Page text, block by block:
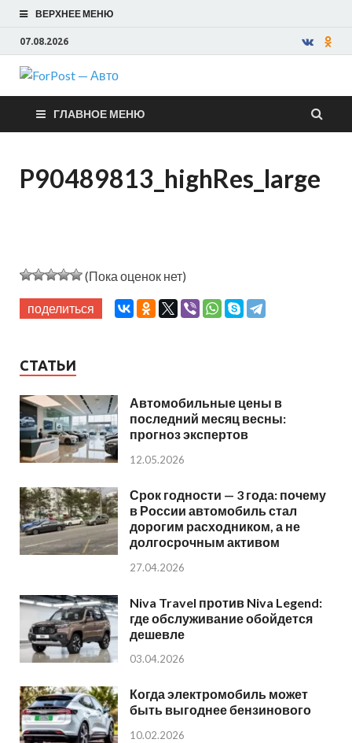
ВЕРХНЕЕ МЕНЮ
07.08.2026
ForPost —
Авто
ГЛАВНОЕ МЕНЮ
P90489813_highRes_large
(Пока оценок нет)
поделиться
СТАТЬИ
Автомобильные цены в
последний месяц весны:
прогноз экспертов
12.05.2026
Срок годности — 3 года: почему
в России автомобиль стал
дорогим расходником, а не
долгосрочным активом
27.04.2026
Niva Travel против Niva Legend:
где обслуживание обойдется
дешевле
03.04.2026
Когда электромобиль может
быть выгоднее бензинового
10.02.2026